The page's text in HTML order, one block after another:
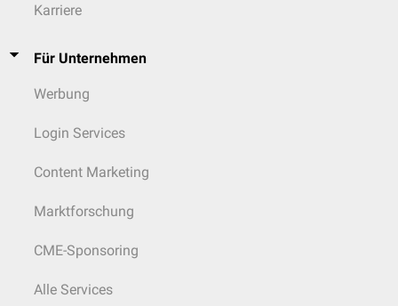
Karriere
Für Unternehmen
Werbung
Login Services
Content Marketing
Marktforschung
CME-Sponsoring
Alle Services